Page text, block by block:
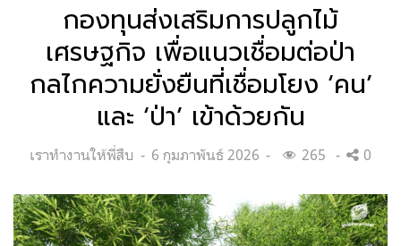
กองทุนส่งเสริมการปลูกไม้
เศรษฐกิจ เพื่อแนวเชื่อมต่อป่า
กลไกความยั่งยืนที่เชื่อมโยง ‘คน’
และ ‘ป่า’ เข้าด้วยกัน
Categories:
เราทำงานให้พี่สืบ
Posted
6 กุมภาพันธ์ 2026 265 0